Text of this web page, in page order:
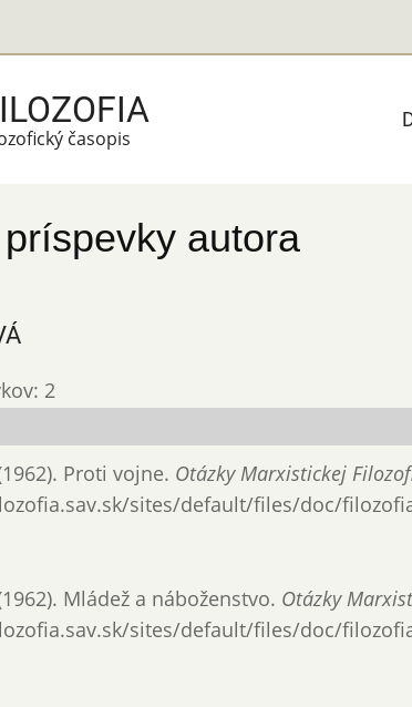
časopis
autora
2
Proti vojne. Otázky Marxistickej
sites/default/files/doc/
Mládež a náboženstvo. Otázky
sites/default/files/doc/